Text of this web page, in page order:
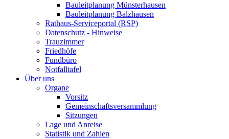
Bauleitplanung Münsterhausen
Bauleitplanung Balzhausen
Rathaus-Serviceportal (RSP)
Datenschutz - Hinweise
Trauzimmer
Friedhöfe
Fundbüro
Notfalltafel
Über uns
Organe
Vorsitz
Gemeinschaftsversammlung
Sitzungen
Lage und Anreise
Statistik und Zahlen